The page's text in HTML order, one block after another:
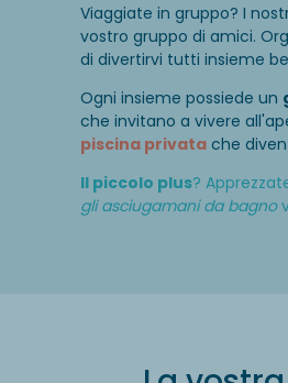
Viaggiate in gruppo? I
vostro gruppo di amici.
di divertirvi tutti insieme
Ogni insieme possiede un
che invitano a vivere
piscina privata che
Il piccolo plus?
gli asciugamani da bagno